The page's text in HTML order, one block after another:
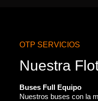
OTP SERVICIOS
Nuestra
Buses Full Equipo
Nuestros buses con la